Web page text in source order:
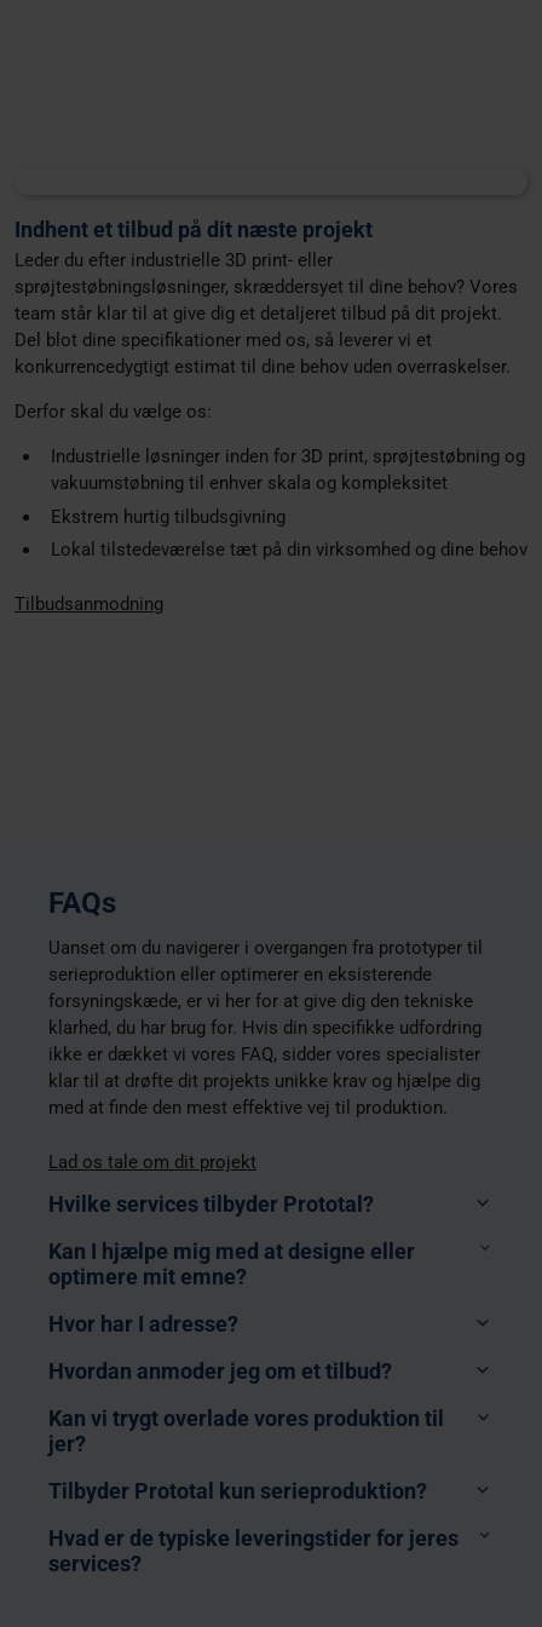
Indhent et tilbud på dit næste projekt
Leder du efter industrielle 3D print- eller
sprøjtestøbningsløsninger, skræddersyet til dine behov? Vores
team står klar til at give dig et detaljeret tilbud på dit projekt.
Del blot dine specifikationer med os, så leverer vi et
konkurrencedygtigt estimat til dine behov uden overraskelser.
Derfor skal du vælge os:
Industrielle løsninger inden for 3D print, sprøjtestøbning og
vakuumstøbning til enhver skala og kompleksitet
Ekstrem hurtig tilbudsgivning
Lokal tilstedeværelse tæt på din virksomhed og dine behov
Tilbudsanmodning
FAQs
Uanset om du navigerer i overgangen fra prototyper til
serieproduktion eller optimerer en eksisterende
forsyningskæde, er vi her for at give dig den tekniske
klarhed, du har brug for. Hvis din specifikke udfordring
ikke er dækket vi vores FAQ, sidder vores specialister
klar til at drøfte dit projekts unikke krav og hjælpe dig
med at finde den mest effektive vej til produktion.
Lad os tale om dit projekt
Hvilke services tilbyder Prototal?
som en service med et bredt udvalg af teknologier
såsom MJF, SLS, FDM, SLA, FDR, DLP, PolyJet og
SAF. Vores materialeudvalg spænder over
forskellige varianter af PA 11, PA 12, PP, TPU, ABS,
Sprøjtestøbning: Vi tilbyder sprøjtestøbning som
en service med et uendeligt udvalg af forskellige
termoplastmaterialer. Vi tilbyder desuden egen
Kan I hjælpe mig med at designe eller
optimere mit emne?
Hvor har I adresse?
Levanger i Norge
Dornbirn i Østrig
Hvordan anmoder jeg om et tilbud?
Contact us
Kan vi trygt overlade vores produktion til
jer?
Tilbyder Prototal kun serieproduktion?
Hvad er de typiske leveringstider for jeres
services?